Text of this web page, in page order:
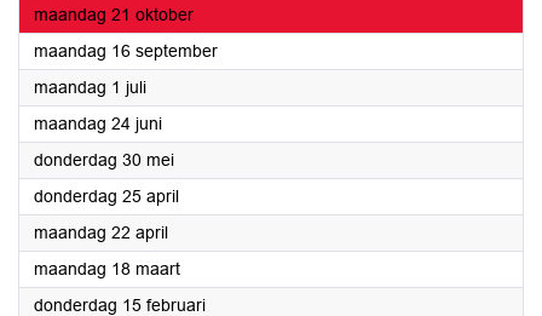
maandag 21 oktober2024
maandag 16 september2024
maandag 1 juli2024
maandag 24 juni2024
donderdag 30 mei2024
donderdag 25 april2024
maandag 22 april2024
maandag 18 maart2024
donderdag 15 februari2024